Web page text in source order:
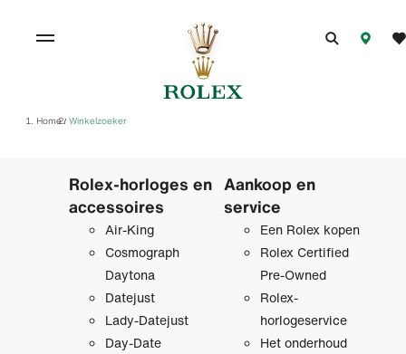
Home/ Winkelzoeker
Rolex-horloges en
accessoires
Air-King
Cosmograph
Daytona
Datejust
Lady-Datejust
Day-Date
Aankoop en
service
Een Rolex kopen
Rolex Certified
Pre‑Owned
Rolex-
horlogeservice
Het onderhoud